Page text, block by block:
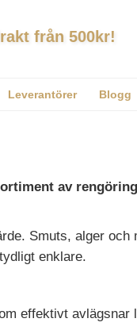
från 500kr!
Leverantörer Blogg
av
Smuts, alger och
enklare.
effektivt avlägsnar